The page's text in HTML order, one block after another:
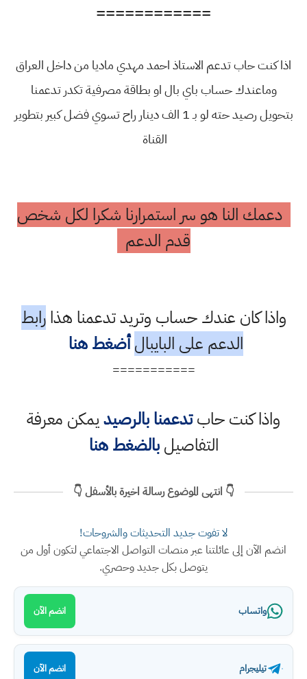
============
اذا كنت حاب تدعم الاستاذ احمد مهدي ماديا من داخل العراق
وماعندك حساب باي بال او بطاقة مصرفية تكدر تدعمنا
بتحويل رصيد حته لو بـ 1 الف دينار راح تسوي فضل كبير بتطوير
القناة
دعمك النا هو سر استمرارنا شكرا لكل شخص
قدم الدعم
واذا كان عندك حساب وتريد تدعمنا هذارابط
الدعم على البايبال أضغط هنا
===========
واذا كنت حابتدعمنا بالرصيديمكن معرفة
التفاصيلبالضغط هنا
👇 انتهى الموضوع رسالة اخيرة بالأسفل 👇
لا تفوت جديد التحديثات والشروحات!
انضم الآن إلى عائلتنا عبر منصات التواصل الاجتماعي لتكون أول من
يتوصل بكل جديد وحصري.
واتساب انضم الآن
تيليجرام انضم الآن